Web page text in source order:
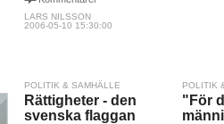
LARS NILSSON
2006-05-10 15:30:00
POLITIK & SAMHÄLLE
Rättigheter - den
svenska flaggan
POLITIK
"För